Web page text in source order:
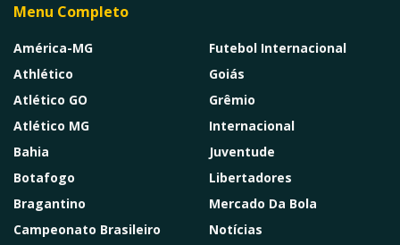
Menu Completo
América-MG
Athlético
Atlético GO
Atlético MG
Bahia
Botafogo
Bragantino
Campeonato Brasileiro
Futebol Internacional
Goiás
Grêmio
Internacional
Juventude
Libertadores
Mercado Da Bola
Notícias